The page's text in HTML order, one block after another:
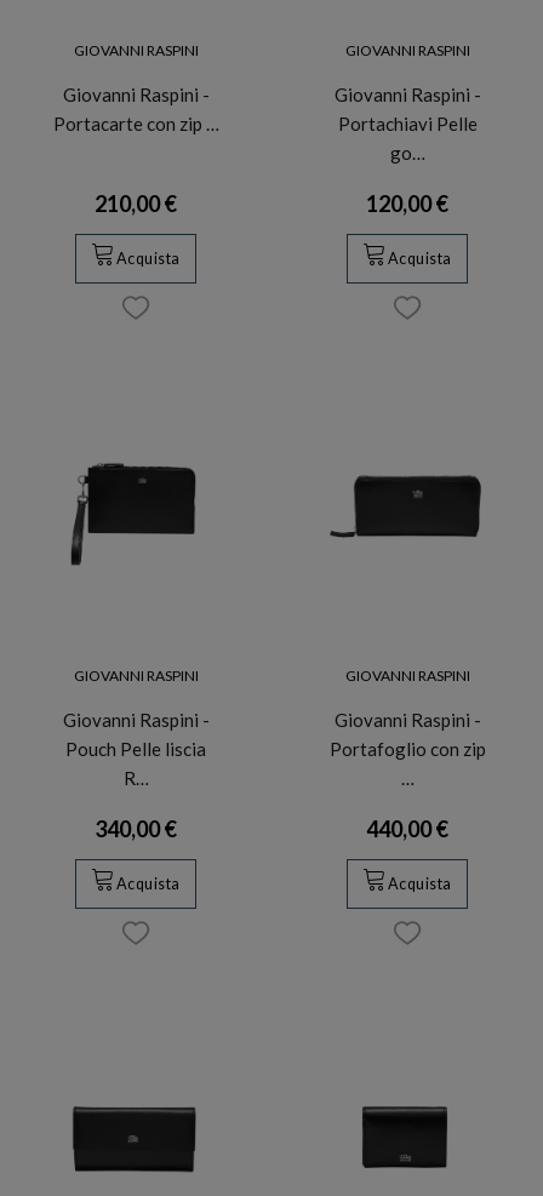
GIOVANNI RASPINI
Giovanni Raspini -
Portacarte con zip …
210,00 €
Acquista
GIOVANNI RASPINI
Giovanni Raspini -
Portachiavi Pelle
go…
120,00 €
Acquista
GIOVANNI RASPINI
Giovanni Raspini -
Pouch Pelle liscia
R…
340,00 €
Acquista
GIOVANNI RASPINI
Giovanni Raspini -
Portafoglio con zip
…
440,00 €
Acquista